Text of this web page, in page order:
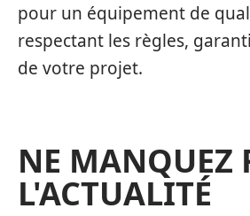
pour un équipement de
respectant les règles,
de votre projet.
NE MANQUEZ
L'ACTUALITÉ